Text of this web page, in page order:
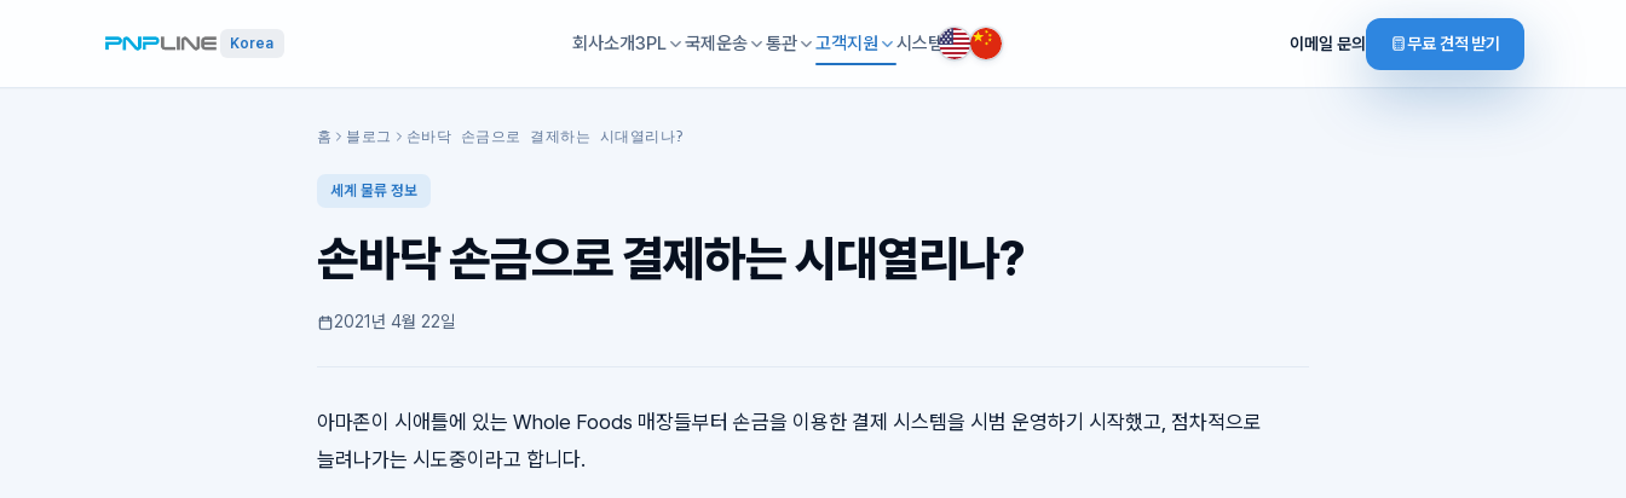
Korea 회사소개3PL 국제운송 통관 고객지원 시스템 이메일 문의 무료 견적 받기
홈 블로그 손바닥 손금으로 결제하는 시대열리나?
세계 물류 정보
손바닥 손금으로 결제하는 시대열리나?
2021년 4월 22일
아마존이 시애틀에 있는 Whole Foods 매장들부터 손금을 이용한 결제 시스템을 시범 운영하기 시작했고, 점차적으로
늘려나가는 시도중이라고 합니다.